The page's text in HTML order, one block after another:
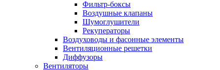
Фильтр-боксы
Воздушные клапаны
Шумоглушители
Рекуператоры
Воздуховоды и фасонные элементы
Вентиляционные решетки
Диффузоры
Вентиляторы